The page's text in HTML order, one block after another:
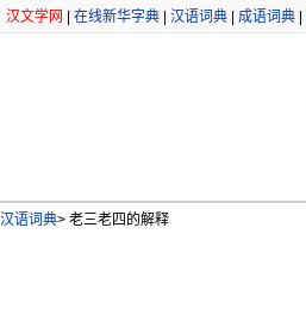
汉文学网 在线新华字典 汉语词典 成语词典
汉语词典> 老三老四的解释